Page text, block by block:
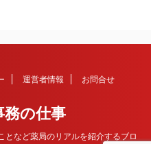
運営者情報 お問合せ
務の仕事
となど薬局のリアルを紹介するブロ